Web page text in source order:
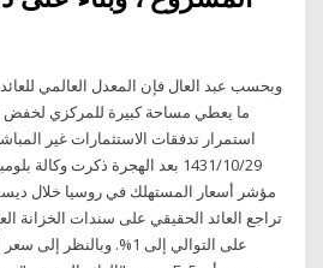
ما يعطي مساحة كبيرة للمركزي لخفض
استمرار تدفقات الاستثمارات غير
29‏‏/10‏‏/1431 بعد الهجرة ذكرت وكالة
مؤشر أسعار المستهلك في روسيا خلال
تراجع العائد الحقيقي على سندات الخزانة
على التوالي إلى 1%.